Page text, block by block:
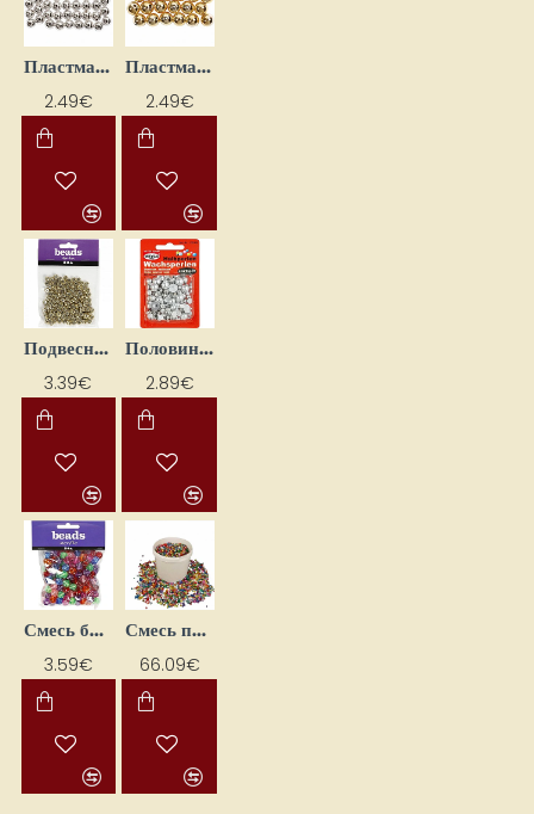
Пластмассовые бусины (100 шт.)
2.49€
Пластмассовые бусины (50 шт.)
2.49€
Подвесные буквы-бисеринки — золотые 21 г
3.39€
Половинки бусин (10 г), серебристого цвета
2.89€
Смесь бисера – бросовые бусины (105 г)
3.59€
Смесь пластиковых бусин (3 кг)
66.09€